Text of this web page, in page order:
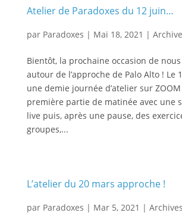
Atelier de Paradoxes du 12 juin…
par Paradoxes | Mai 18, 2021 |
Bientôt, la prochaine occasion de
autour de l’approche de Palo Alto ! Le
une demie journée d’atelier sur
première partie de matinée avec une
live puis, après une pause, des
groupes,...
L’atelier du 20 mars approche !
par Paradoxes | Mar 5, 2021 | Archives